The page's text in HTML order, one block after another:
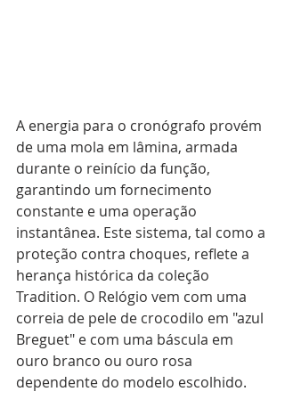
A energia para o cronógrafo provém
de uma mola em lâmina, armada
durante o reinício da função,
garantindo um fornecimento
constante e uma operação
instantânea. Este sistema, tal como a
proteção contra choques, reflete a
herança histórica da coleção
Tradition. O Relógio vem com uma
correia de pele de crocodilo em "azul
Breguet" e com uma báscula em
ouro branco ou ouro rosa
dependente do modelo escolhido.